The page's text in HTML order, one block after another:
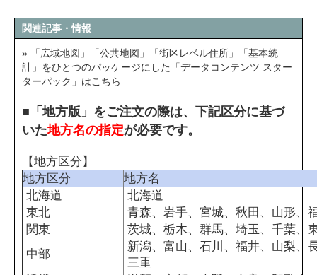
関連記事・情報
» 「広域地図」「公共地図」「街区レベル住所」「基本統
計」をひとつのパッケージにした「データコンテンツ スター
ターパック」はこちら
■「地方版」をご注文の際は、下記区分に基づ
いた地方名の指定が必要です。
【地方区分】
地方区分
地方名
北海道
北海道
東北
青森、岩手、宮城、秋田、山形、
関東
茨城、栃木、群馬、埼玉、千葉、
中部
新潟、富山、石川、福井、山梨、
三重